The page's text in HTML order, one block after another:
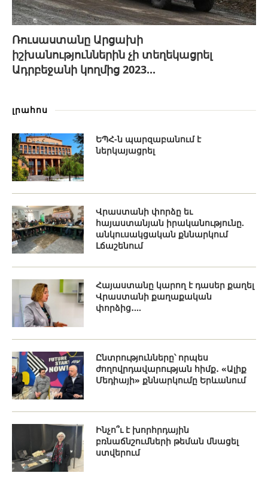
Ռուսաստանը Արցախի
իշխանություններին չի տեղեկացրել
Ադրբեջանի կողմից 2023...
լրահոս
ԵՊՀ-ն պարզաբանում է
ներկայացրել
Վրաստանի փորձը եւ
հայաստանյան իրականությունը.
անկուսակցական քննարկում
Լճաշենում
Հայաստանը կարող է դասեր քաղել
Վրաստանի քաղաքական
փորձից․...
Ընտրությունները՝ որպես
ժողովրդավարության հիմք․ «Ալիք
Մեդիայի» քննարկումը Երևանում
Ինչո՞ւ է խորհրդային
բռնաճնշումների թեման մնացել
ստվերում